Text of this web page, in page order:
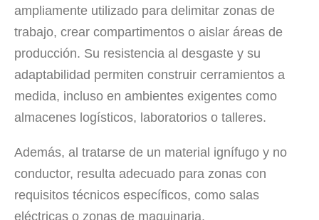
ampliamente utilizado para delimitar zonas de
trabajo, crear compartimentos o aislar áreas de
producción. Su resistencia al desgaste y su
adaptabilidad permiten construir cerramientos a
medida, incluso en ambientes exigentes como
almacenes logísticos, laboratorios o talleres.
Además, al tratarse de un material ignífugo y no
conductor, resulta adecuado para zonas con
requisitos técnicos específicos, como salas
eléctricas o zonas de maquinaria.